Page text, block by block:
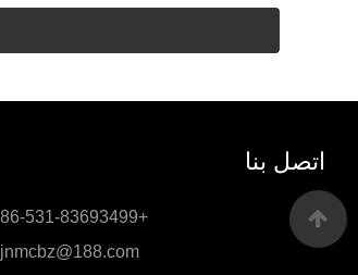
اتصل بنا
+86-531-83693499
jnmcbz@188.com